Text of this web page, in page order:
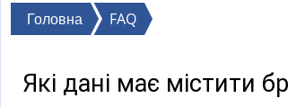
i
Ви
тут
Головна FAQ
Які дані має містити